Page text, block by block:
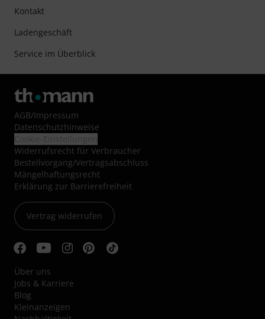
Kontakt
Ladengeschäft
Service im Überblick
AGB/Impressum
Datenschutzhinweise
Widerrufsrecht für Verbraucher
Bestellvorgang/Vertragsabschluss
Mängelhaftungsrecht
Erklärung zur Barrierefreiheit
Vertrag widerrufen
Über uns
Jobs & Karriere
Blog
Kleinanzeigen